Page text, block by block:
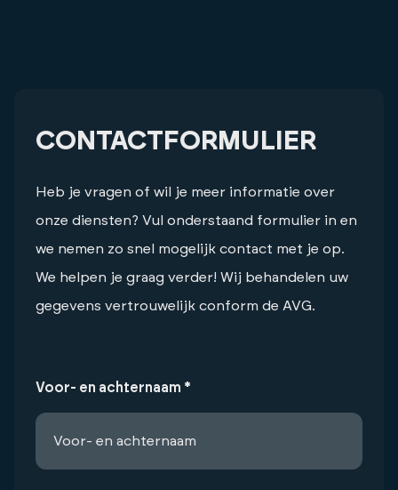
CONTACTFORMULIER
Heb je vragen of wil je meer informatie over
onze diensten? Vul onderstaand formulier in en
we nemen zo snel mogelijk contact met je op.
We helpen je graag verder! Wij behandelen uw
gegevens vertrouwelijk conform de AVG.
Voor- en achternaam *